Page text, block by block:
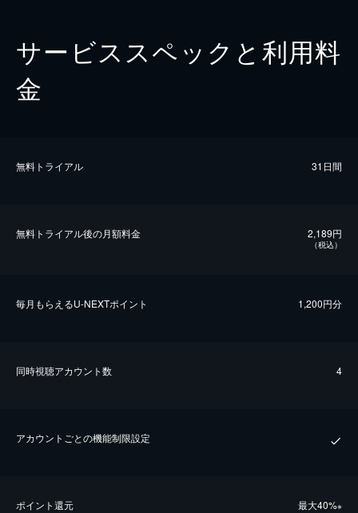
サービススペックと利用料
金
無料トライアル 31日間
無料トライアル後の⽉額料金 2,189円
（税込）
毎⽉もらえるU-NEXTポイント 1,200円分
同時視聴アカウント数 4
アカウントごとの機能制限設定
ポイント還元 最⼤40%※